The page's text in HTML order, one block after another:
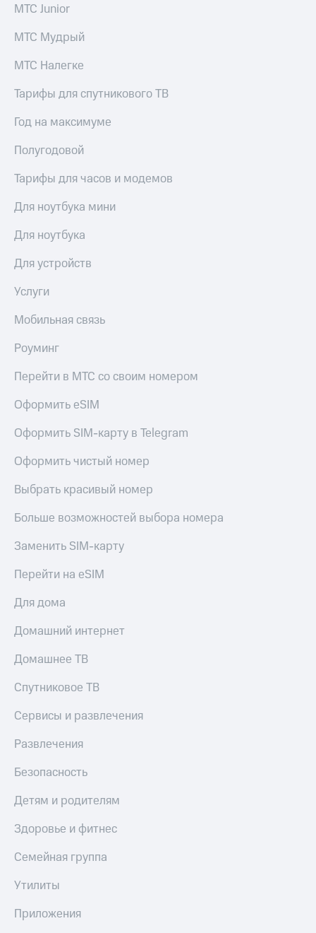
МТС Junior
МТС Мудрый
МТС Налегке
Тарифы для спутникового ТВ
Год на максимуме
Полугодовой
Тарифы для часов и модемов
Для ноутбука мини
Для ноутбука
Для устройств
Услуги
Мобильная связь
Роуминг
Перейти в МТС со своим номером
Оформить eSIM
Оформить SIM-карту в Telegram
Оформить чистый номер
Выбрать красивый номер
Больше возможностей выбора номера
Заменить SIM-карту
Перейти на eSIM
Для дома
Домашний интернет
Домашнее ТВ
Спутниковое ТВ
Сервисы и развлечения
Развлечения
Безопасность
Детям и родителям
Здоровье и фитнес
Семейная группа
Утилиты
Приложения